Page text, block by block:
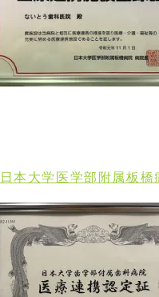
日本大学医学部附属板橋